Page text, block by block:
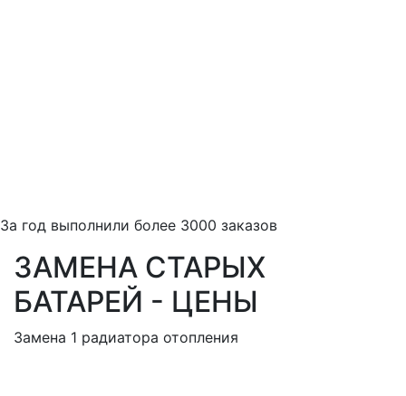
За год выполнили более 3000 заказов
ЗАМЕНА СТАРЫХ
БАТАРЕЙ - ЦЕНЫ
Замена 1 радиатора отопления